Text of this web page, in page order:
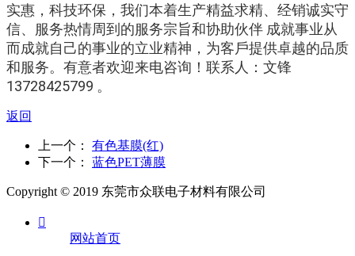
实惠，科技环保，我们本着生产精益求精、经销诚实守
信、服务热情周到的服务宗旨和协助伙伴 成就事业从
而成就自己的事业的立业精神，为客戶提供卓越的品质
和服务。有意者欢迎来电咨询！联系人：文锋
13728425799 。
返回
上一个： 有色基膜(红)
下一个： 蓝色PET薄膜
Copyright © 2019 东莞市众联电子材料有限公司

网站首页